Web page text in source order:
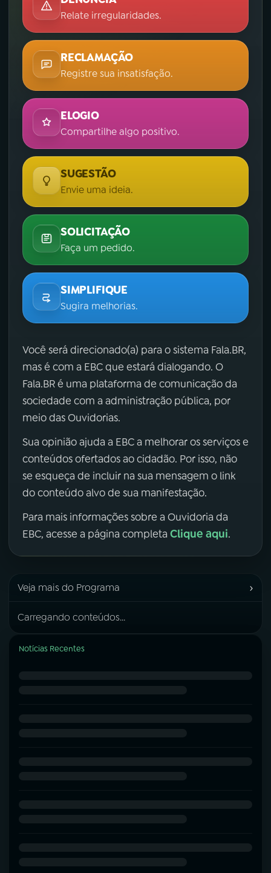
Relate irregularidades.
RECLAMAÇÃO
Registre sua insatisfação.
ELOGIO
Compartilhe algo positivo.
SUGESTÃO
Envie uma ideia.
SOLICITAÇÃO
Faça um pedido.
SIMPLIFIQUE
Sugira melhorias.
Você será direcionado(a) para o sistema Fala.BR,
mas é com a EBC que estará dialogando. O
Fala.BR é uma plataforma de comunicação da
sociedade com a administração pública, por
meio das Ouvidorias.
Sua opinião ajuda a EBC a melhorar os serviços e
conteúdos ofertados ao cidadão. Por isso, não
se esqueça de incluir na sua mensagem o link
do conteúdo alvo de sua manifestação.
Para mais informações sobre a Ouvidoria da
EBC, acesse a página completa Clique aqui.
Veja mais do Programa ›
Carregando conteúdos...
Notícias Recentes